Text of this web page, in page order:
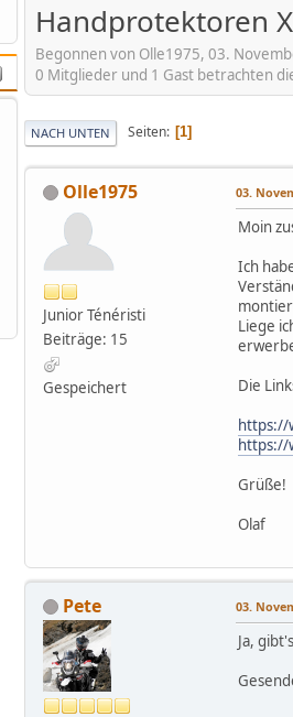
Handprotektoren
Begonnen von Olle1975, 03.
0 Mitglieder und 1 Gast betrachten
NACH UNTEN Seiten 1
Olle1975
Junior Ténéristi
Beiträge: 15
Gespeichert
03.
Moin
Ich
Liege
Die
https://
https://
Grüße!
Olaf
Pete 03.
Ja,